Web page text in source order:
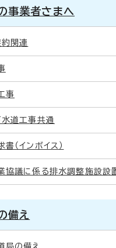
事業者さまへ
約関連
事
水道工事共通
（インボイス）
協議に係る排水調整施設設
備え